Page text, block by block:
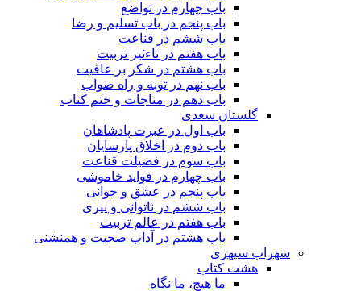
باب چهارم در تواضع
باب پنجم در باب تسلیم و رضا
باب ششم در قناعت
باب هفتم در تاءثیر تربیت
باب هشتم در شکر بر عافیت
باب نهم در توبه و راه صواب
باب دهم در مناجات و ختم کتاب
گلستان سعدی
باب اول در عبرت پادشاهان
باب دوم در اخلاق پارسایان
باب سوم در فضیلت قناعت
باب چهارم در فواید خاموشى
باب پنجم در عشق و جوانى
باب ششم در ناتوانى و پیرى
باب هفتم در عالم تربیت
باب هشتم در آداب صحبت و همنشنى
سهراب سپهری
هشت کتاب
ما هیچ، ما نگاه